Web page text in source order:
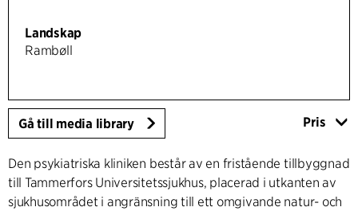
Landskap
Rambøll
Gå till media library Pris
Den psykiatriska kliniken består av en fristående tillbyggnad
till Tammerfors Universitetssjukhus, placerad i utkanten av
sjukhusområdet i angränsning till ett omgivande natur- och